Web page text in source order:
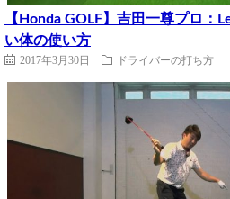
【Honda GOLF】吉田一尊プロ：
い体の使い方
2017年3月30日 ドライバーの打ち方